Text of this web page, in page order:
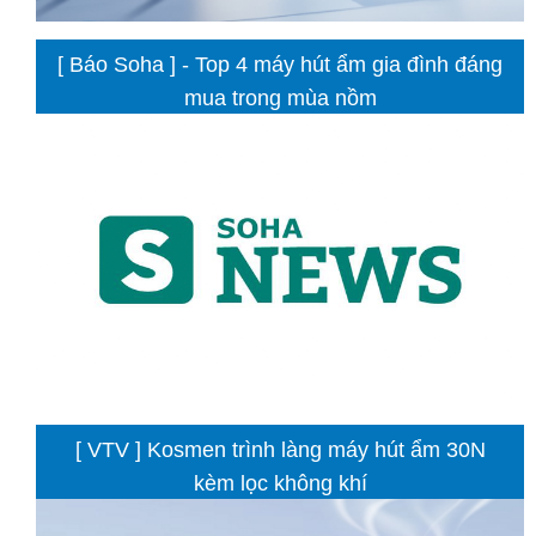
[ Báo Soha ] - Top 4 máy hút ẩm gia đình đáng
mua trong mùa nồm
[ VTV ] Kosmen trình làng máy hút ẩm 30N
kèm lọc không khí